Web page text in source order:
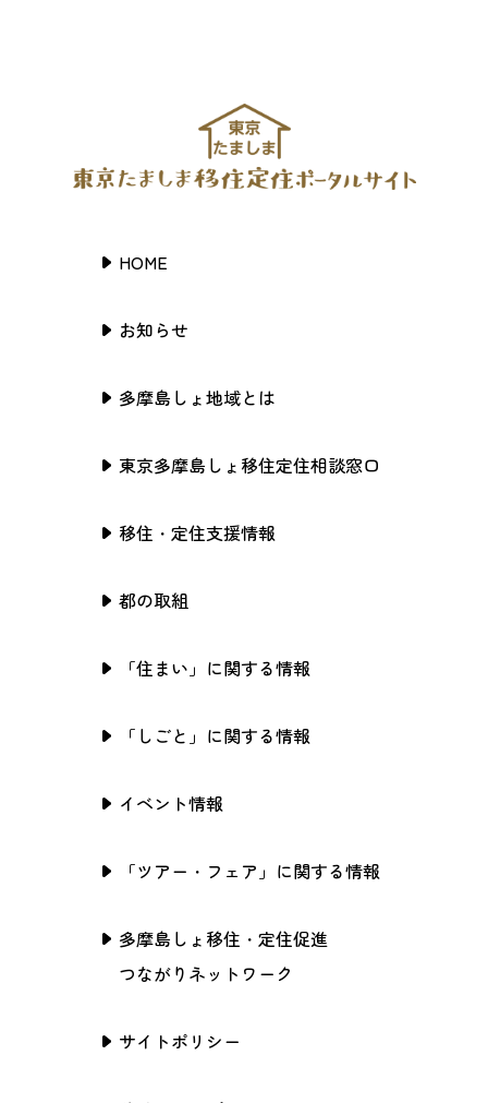
HOME
お知らせ
多摩島しょ地域とは
東京多摩島しょ移住定住相談窓口
移住・定住支援情報
都の取組
「住まい」に関する情報
「しごと」に関する情報
イベント情報
「ツアー・フェア」に関する情報
多摩島しょ移住・定住促進
つながりネットワーク
サイトポリシー